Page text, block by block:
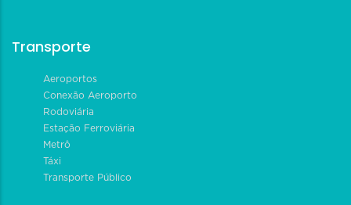
Transporte
Aeroportos
Conexão Aeroporto
Rodoviária
Estação Ferroviária
Metrô
Táxi
Transporte Público